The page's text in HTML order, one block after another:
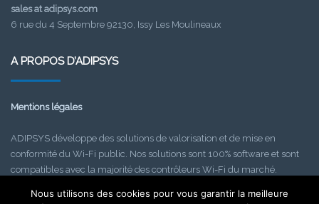
sales at adipsys.com
6 rue du 4 Septembre 92130, Issy Les Moulineaux
A PROPOS D’ADIPSYS
Mentions légales
ADIPSYS développe des solutions de valorisation et de mise en
conformité du Wi-Fi public. Nos solutions sont 100% software et sont
compatibles avec la majorité des contrôleurs Wi-Fi du marché.
déployer plus de 10000 hotspots, en France et à l’étranger.
Nous utilisons des cookies pour vous garantir la meilleure